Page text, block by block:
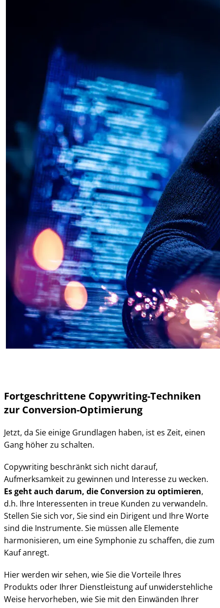
Fortgeschrittene Copywriting-Techniken
zur Conversion-Optimierung
Jetzt, da Sie einige Grundlagen haben, ist es Zeit, einen
Gang höher zu schalten.
Copywriting beschränkt sich nicht darauf,
Aufmerksamkeit zu gewinnen und Interesse zu wecken.
Es geht auch darum, die Conversion zu optimieren,
d.h. Ihre Interessenten in treue Kunden zu verwandeln.
Stellen Sie sich vor, Sie sind ein Dirigent und Ihre Worte
sind die Instrumente. Sie müssen alle Elemente
harmonisieren, um eine Symphonie zu schaffen, die zum
Kauf anregt.
Hier werden wir sehen, wie Sie die Vorteile Ihres
Produkts oder Ihrer Dienstleistung auf unwiderstehliche
Weise hervorheben, wie Sie mit den Einwänden Ihrer